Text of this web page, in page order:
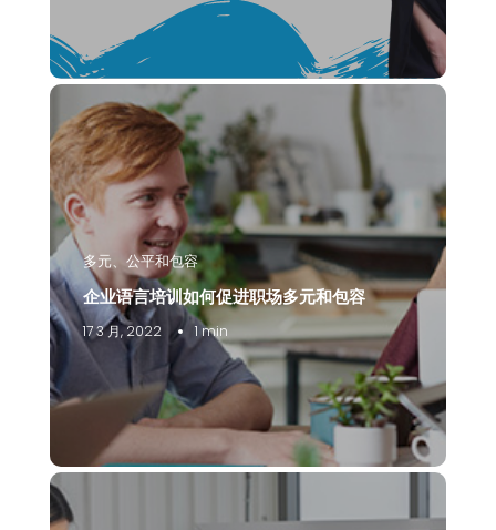
多元、公平和包容
企业语言培训如何促进职场多元和包容
17 3 月, 2022 1 min